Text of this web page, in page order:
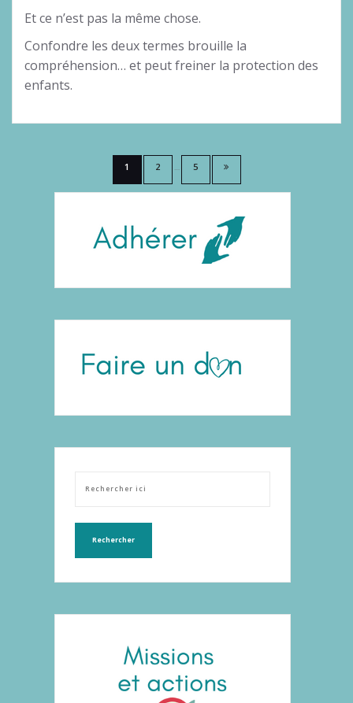
Et ce n’est pas la même chose.
Confondre les deux termes brouille la
compréhension… et peut freiner la protection des
enfants.
1 2 5